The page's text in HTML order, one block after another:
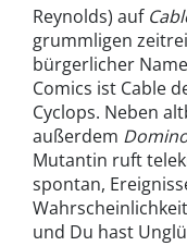
Reynolds) auf
grummligen
bürgerlicher
Comics ist Cable
Cyclops. Neben
außerdem
Mutantin ruft
spontan,
und Du hast